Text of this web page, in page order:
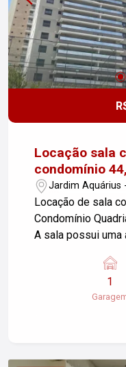
Locação sala
condomínio
Jardim Aquárius
Locação de sala
Condomínio
A sala possui uma
escritórios ou
bem localizado e
informações,
1